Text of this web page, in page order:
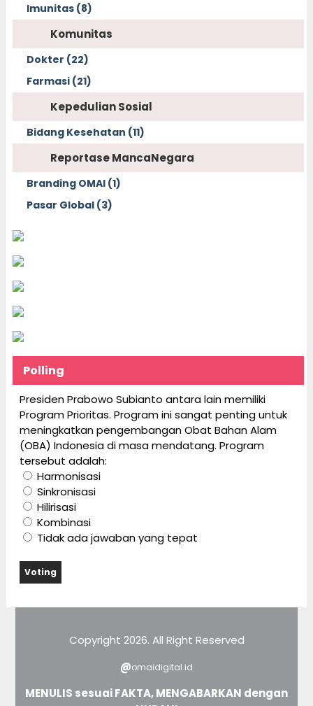
Imunitas (8)
Komunitas
Dokter (22)
Farmasi (21)
Kepedulian Sosial
Bidang Kesehatan (11)
Reportase MancaNegara
Branding OMAI (1)
Pasar Global (3)
Polling
Presiden Prabowo Subianto antara lain memiliki
Program Prioritas. Program ini sangat penting untuk
meningkatkan pengembangan Obat Bahan Alam
(OBA) Indonesia di masa mendatang. Program
tersebut adalah:
Harmonisasi
Sinkronisasi
Hilirisasi
Kombinasi
Tidak ada jawaban yang tepat
Copyright 2026. All Right Reserved
@omaidigital.id
MENULIS sesuai FAKTA, MENGABARKAN dengan